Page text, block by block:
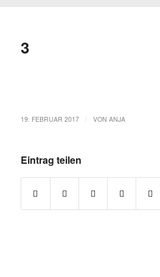
3
19. FEBRUAR 2017 VON ANJA
Eintrag teilen